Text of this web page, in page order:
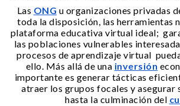
Las ONG u organizaciones privadas
toda la disposición, las herramientas
plataforma educativa virtual ideal;
las poblaciones vulnerables
procesos de aprendizaje virtual
ello. Más allá de una inversión
importante es generar tácticas
atraer los grupos focales y asegurar
hasta la culminación del